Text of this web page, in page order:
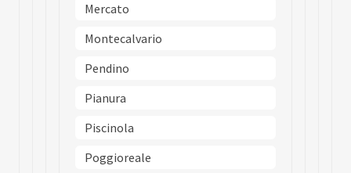
Mercato
Montecalvario
Pendino
Pianura
Piscinola
Poggioreale